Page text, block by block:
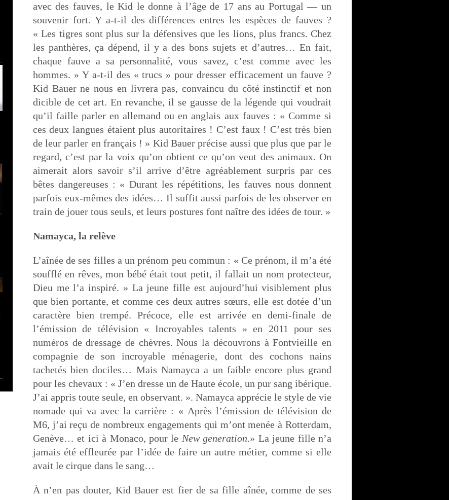
avec des fauves, le Kid le donne à l’âge de 17 ans au Portugal — un
souvenir fort. Y a-t-il des différences entres les espèces de fauves ?
« Les tigres sont plus sur la défensives que les lions, plus francs. Chez
les panthères, ça dépend, il y a des bons sujets et d’autres… En fait,
chaque fauve a sa personnalité, vous savez, c’est comme avec les
hommes. » Y a-t-il des « trucs » pour dresser efficacement un fauve ?
Kid Bauer ne nous en livrera pas, convaincu du côté instinctif et non
dicible de cet art. En revanche, il se gausse de la légende qui voudrait
qu’il faille parler en allemand ou en anglais aux fauves : « Comme si
ces deux langues étaient plus autoritaires ! C’est faux ! C’est très bien
de leur parler en français ! » Kid Bauer précise aussi que plus que par le
regard, c’est par la voix qu’on obtient ce qu’on veut des animaux. On
aimerait alors savoir s’il arrive d’être agréablement surpris par ces
bêtes dangereuses : « Durant les répétitions, les fauves nous donnent
parfois eux-mêmes des idées… Il suffit aussi parfois de les observer en
train de jouer tous seuls, et leurs postures font naître des idées de tour. »
Namayca, la relève
L’aînée de ses filles a un prénom peu commun : « Ce prénom, il m’a été
soufflé en rêves, mon bébé était tout petit, il fallait un nom protecteur,
Dieu me l’a inspiré. » La jeune fille est aujourd’hui visiblement plus
que bien portante, et comme ces deux autres sœurs, elle est dotée d’un
caractère bien trempé. Précoce, elle est arrivée en demi-finale de
l’émission de télévision « Incroyables talents » en 2011 pour ses
numéros de dressage de chèvres. Nous la découvrons à Fontvieille en
compagnie de son incroyable ménagerie, dont des cochons nains
tachetés bien dociles… Mais Namayca a un faible encore plus grand
pour les chevaux : « J’en dresse un de Haute école, un pur sang ibérique.
J’ai appris toute seule, en observant. ». Namayca apprécie le style de vie
nomade qui va avec la carrière : « Après l’émission de télévision de
M6, j’ai reçu de nombreux engagements qui m’ont menée à Rotterdam,
Genève… et ici à Monaco, pour le New generation.» La jeune fille n’a
jamais été effleurée par l’idée de faire un autre métier, comme si elle
avait le cirque dans le sang…
À n’en pas douter, Kid Bauer est fier de sa fille aînée, comme de ses